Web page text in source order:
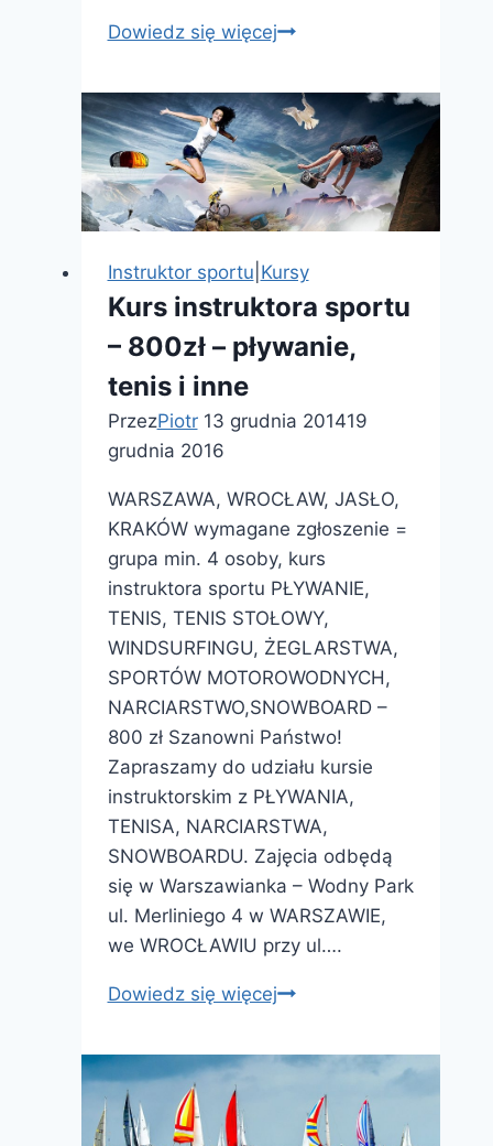
Dowiedz się więcejKurs
dla
nauczycieli
praktycznej
nauki
zawodu
Instruktor sportu Kursy
Kurs instruktora sportu
– 800zł – pływanie,
tenis i inne
PrzezPiotr 13 grudnia 201419
grudnia 2016
WARSZAWA, WROCŁAW, JASŁO,
KRAKÓW wymagane zgłoszenie =
grupa min. 4 osoby, kurs
instruktora sportu PŁYWANIE,
TENIS, TENIS STOŁOWY,
WINDSURFINGU, ŻEGLARSTWA,
SPORTÓW MOTOROWODNYCH,
NARCIARSTWO,SNOWBOARD –
800 zł Szanowni Państwo!
Zapraszamy do udziału kursie
instruktorskim z PŁYWANIA,
TENISA, NARCIARSTWA,
SNOWBOARDU. Zajęcia odbędą
się w Warszawianka – Wodny Park
ul. Merliniego 4 w WARSZAWIE,
we WROCŁAWIU przy ul….
Dowiedz się więcejKurs
sportu
800zł